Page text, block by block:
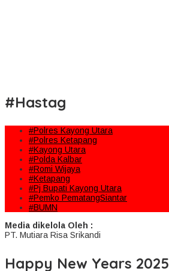
#Hastag
#Polres Kayong Utara
#Polres Ketapang
#Kayong Utara
#Polda Kalbar
#Romi Wijaya
#Ketapang
#Pj Bupati Kayong Utara
#Pemko PematangSiantar
#BUMN
Media dikelola Oleh :
PT. Mutiara Risa Srikandi
Happy New Years 2025